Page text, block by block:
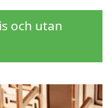
och utan